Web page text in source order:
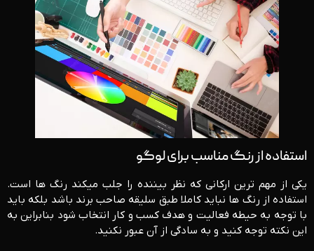
استفاده از رنگ مناسب برای لوگو
یکی از مهم ترین ارکانی که نظر بیننده را جلب میکند رنگ ها است.
استفاده از رنگ ها نباید کاملا طبق سلیقه صاحب برند باشد بلکه باید
با توجه به حیطه فعالیت و هدف کسب و کار انتخاب شود بنابراین به
این نکته توجه کنید و به سادگی از آن عبور نکنید.